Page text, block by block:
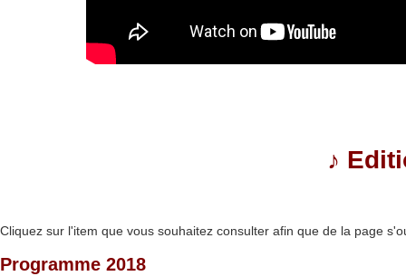
♪
Cliquez sur l'item que vous souhaitez consulter afin que de la page
Programme 2018